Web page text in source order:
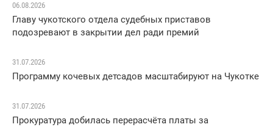
06.08.2026
Главу чукотского отдела судебных приставов
подозревают в закрытии дел ради премий
31.07.2026
Программу кочевых детсадов масштабируют на Чукотке
31.07.2026
Прокуратура добилась перерасчёта платы за